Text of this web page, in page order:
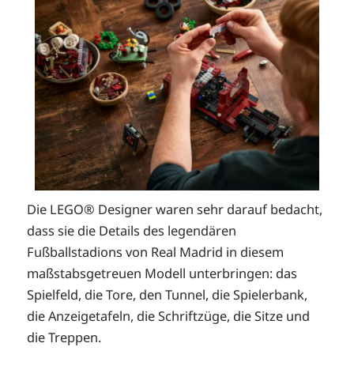
Die LEGO® Designer waren sehr darauf bedacht,
dass sie die Details des legendären
Fußballstadions von Real Madrid in diesem
maßstabsgetreuen Modell unterbringen: das
Spielfeld, die Tore, den Tunnel, die Spielerbank,
die Anzeigetafeln, die Schriftzüge, die Sitze und
die Treppen.